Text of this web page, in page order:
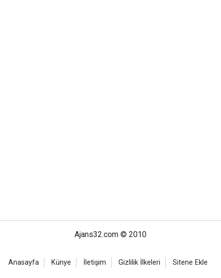
Ajans32.com © 2010
Anasayfa Künye İletişim Gizlilik İlkeleri Sitene Ekle